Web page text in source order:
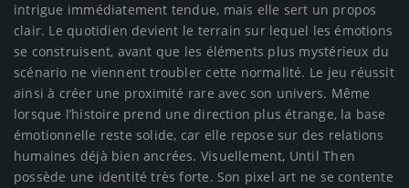
intrigue immédiatement tendue, mais elle sert un propos
clair. Le quotidien devient le terrain sur lequel les émotions
se construisent, avant que les éléments plus mystérieux du
scénario ne viennent troubler cette normalité. Le jeu réussit
ainsi à créer une proximité rare avec son univers. Même
lorsque l’histoire prend une direction plus étrange, la base
émotionnelle reste solide, car elle repose sur des relations
humaines déjà bien ancrées. Visuellement, Until Then
possède une identité très forte. Son pixel art ne se contente